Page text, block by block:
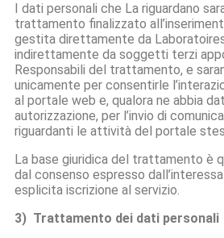
I dati personali che La riguardano
trattamento finalizzato
gestita direttamente da
indirettamente da soggetti terzi
Responsabili del trattamento, e
unicamente per consentirle
al portale web e, qualora ne abbia
autorizzazione, per l’invio di
riguardanti le attività del portale
La base giuridica del trattamento è
dal consenso espresso
esplicita iscrizione al servizio.
3) Trattamento dei dati personali